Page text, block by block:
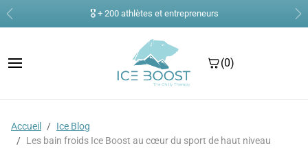
Aller au contenu 📦 Livraison gratuite à partir de 75€ d'achat
Précédent
(0)
Avanto
Accueil
Ice Blog
Les bain froids Ice Boost au cœur du sport de haut niveau